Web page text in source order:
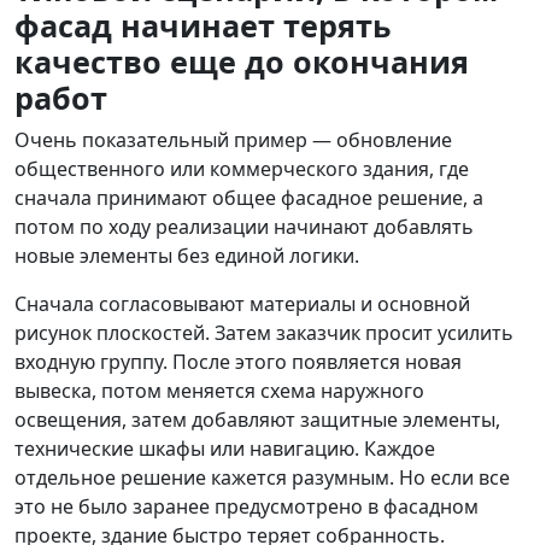
фасад начинает терять
качество еще до окончания
работ
Очень показательный пример — обновление
общественного или коммерческого здания, где
сначала принимают общее фасадное решение, а
потом по ходу реализации начинают добавлять
новые элементы без единой логики.
Сначала согласовывают материалы и основной
рисунок плоскостей. Затем заказчик просит усилить
входную группу. После этого появляется новая
вывеска, потом меняется схема наружного
освещения, затем добавляют защитные элементы,
технические шкафы или навигацию. Каждое
отдельное решение кажется разумным. Но если все
это не было заранее предусмотрено в фасадном
проекте, здание быстро теряет собранность.